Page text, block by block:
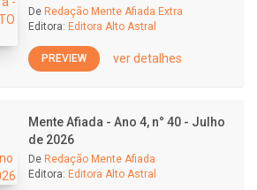
De Redação Mente Afiada Extra
Editora: Editora Alto Astral
PREVIEW ver detalhes
Mente Afiada - Ano 4, n° 40 - Julho
de 2026
De Redação Mente Afiada
Editora: Editora Alto Astral